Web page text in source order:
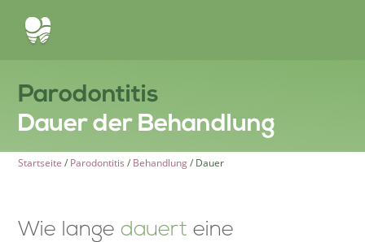
Parodontitis
Dauer der Behandlung
Start­sei­te / Parodon­ti­tis / Behand­lung/ Dauer
Wie langedauert eine